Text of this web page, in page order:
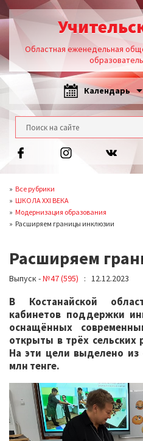
Областная еженедельная
Календарь
Все рубрики
ШКОЛА XXI ВЕКА
Модернизация образования
Расширяем границы инклюзии
Расширяем
Выпуск -№47 (595) : 12.12.2023
В Костанайской
кабинетов поддержки
оснащённых
открыты в трёх сельских
На эти цели выделено
млн тенге.